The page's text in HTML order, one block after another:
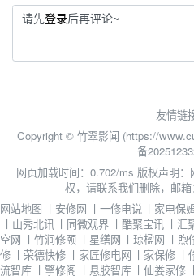
请先登录后再评论~
友情链
Copyright © 竹翠影闻 (https://
备
网页加载时间：0.702/ms 版权声明：
权，请联系我们删除，邮
网站地图 丨 安修网 丨 一修电说 丨 家电保
丨 山秀北讯 丨 同微观界 丨 酷聚宝讯 丨 汇
空网 丨 竹涧修颐 丨 星缮网 丨琼楹网 丨 煦
修 丨 荣德快修 丨 家匠修电网 丨 家保修 丨
流智库 丨 擎修阁 丨 悬胶智库 丨仙娄家修 丨